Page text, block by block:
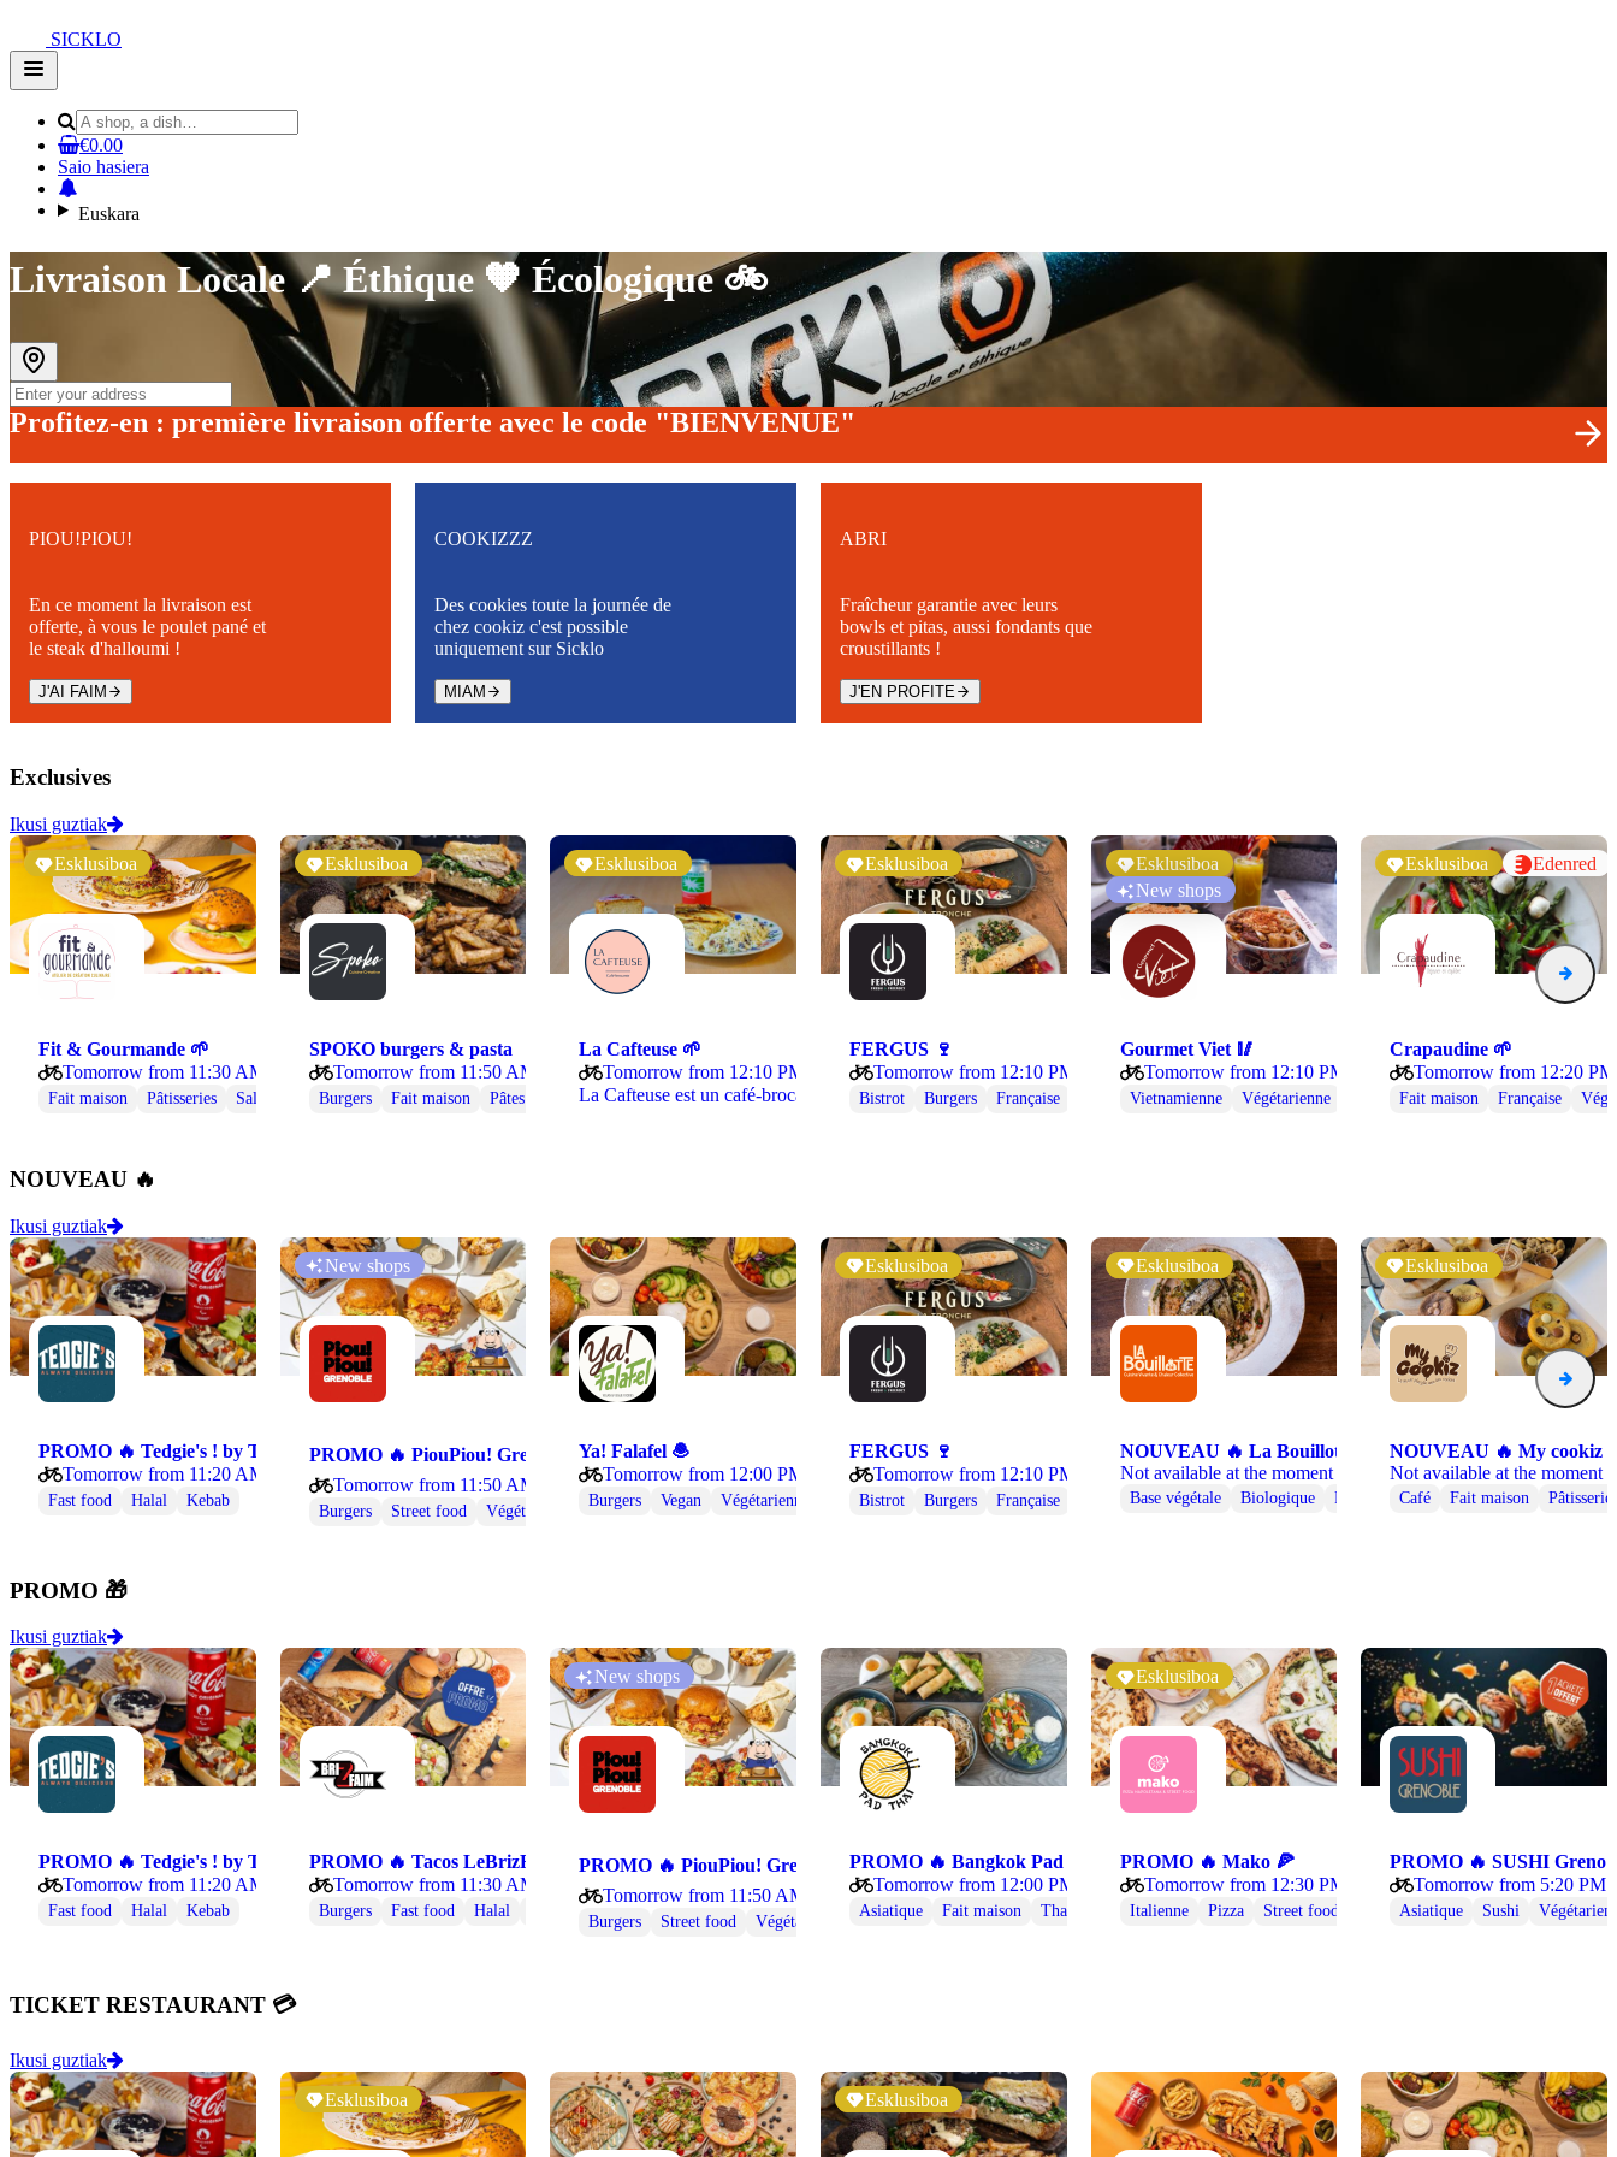
SICKLO
Open
main
€0.00
Saio hasiera
Euskara
Livraison Locale 📍 Éthique 🧡 Écologique 🚲
Profitez-en : première livraison offerte avec le code "BIENVENUE"
PIOU!PIOU!
En ce moment la livraison est
offerte, à vous le poulet pané et
le steak d'halloumi !
J'AI FAIM
COOKIZZZ
Des cookies toute la journée de
chez cookiz c'est possible
uniquement sur Sicklo
MIAM
ABRI
Fraîcheur garantie avec leurs
bowls et pitas, aussi fondants que
croustillants !
J'EN PROFITE
Exclusives
Ikusi guztiak
Esklusiboa
Fit & Gourmande 🌱
Tomorrow from 11:30 AM
Fait maison Pâtisseries Salades Sans gluten Vegan Végétarienne
Esklusiboa
SPOKO burgers & pasta
Tomorrow from 11:50 AM
Burgers Fait maison Pâtes Végétarienne
Esklusiboa
La Cafteuse 🌱
Tomorrow from 12:10 PM
Esklusiboa
FERGUS 🍷
Tomorrow from 12:10 PM
Bistrot Burgers Française Italienne Libanaise Méditerranéenne Végétarienne
Esklusiboa
New shops
Gourmet Viet 🥢
Tomorrow from 12:10 PM
Vietnamienne Végétarienne
Esklusiboa Edenred
Crapaudine 🌱
Tomorrow from 12:20 PM
Fait maison Française
NOUVEAU 🔥
Ikusi guztiak
Tomorrow from 11:20 AM
Fast food Halal Kebab
New shops
Tomorrow from 11:50 AM
Burgers Street food Végétarienne
Ya! Falafel 🧆
Tomorrow from 12:00 PM
Burgers Vegan Végétarienne
Esklusiboa
FERGUS 🍷
Tomorrow from 12:10 PM
Bistrot Burgers Française Italienne Libanaise Méditerranéenne Végétarienne
Esklusiboa
Not available at the moment
Base végétale Biologique Fait maison Halal Locale
Esklusiboa
NOUVEAU 🔥 My cookiz
Not available at the moment
Café Fait maison
PROMO 🎁
Ikusi guztiak
Tomorrow from 11:20 AM
Fast food Halal Kebab
Tomorrow from 11:30 AM
Burgers Fast food Halal Sandwiches
New shops
Tomorrow from 11:50 AM
Burgers Street food Végétarienne
Tomorrow from 12:00 PM
Asiatique Fait maison Thaïlandaise Vegan Végétarienne
Esklusiboa
PROMO 🔥 Mako 🍕
Tomorrow from 12:30 PM
Italienne Pizza Street food Végétarienne
Tomorrow from 5:20 PM
Asiatique Sushi
TICKET RESTAURANT 💳
Ikusi guztiak
Esklusiboa
Esklusiboa